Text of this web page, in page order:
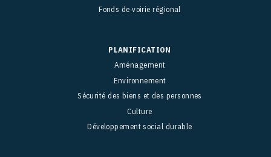
Fonds de voirie régional
PLANIFICATION
Aménagement
Environnement
Sécurité des biens et des personnes
Culture
Développement social durable